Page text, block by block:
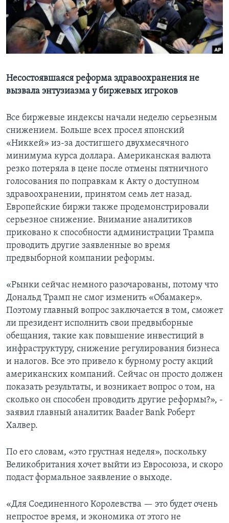
Learning English
СОЦИАЛЬНЫЕ СЕТИ
Языки
Несостоявшаяся реформа здравоохранения не
вызвала энтузиазма у биржевых игроков
Все биржевые индексы начали неделю серьезным
снижением. Больше всех просел японский
«Никкей» из-за достигшего двухмесячного
минимума курса доллара. Американская валюта
резко потеряла в цене после отмены пятничного
голосования по поправкам к Акту о доступном
здравоохранении, принятом семь лет назад.
Европейские биржи также продемонстрировали
серьезное снижение. Внимание аналитиков
приковано к способности администрации Трампа
проводить другие заявленные во время
предвыборной компании реформы.
«Рынки сейчас немного разочарованы, потому что
Дональд Трамп не смог изменить «Обамакер».
Поэтому главный вопрос заключается в том, сможет
ли президент исполнить свои предвыборные
обещания, такие как повышение инвестиций в
инфраструктуру, снижение регулирования бизнеса
и налогов. Все это привело к бурному росту акций
американских компаний. Сейчас он просто должен
показать результаты, и возникает вопрос о том, на
сколько он способен проводить другие реформы?», -
заявил главный аналитик Baader Bank Роберт
Халвер.
По его словам, «это грустная неделя», поскольку
Великобритания хочет выйти из Евросоюза, и скоро
подаст формальное заявление о выходе.
«Для Соединенного Королевства — это будет очень
непростое время, и экономика от этого не